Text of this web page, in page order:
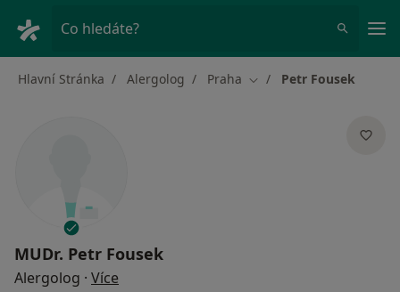
Co hledáte?
Hlavní Stránka Alergolog Praha Změna města
Petr Fousek
MUDr. Petr Fousek
Alergolog · Více